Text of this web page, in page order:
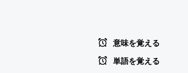
意味を覚える
単語を覚える